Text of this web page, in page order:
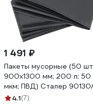
1 491 ₽
Пакеты мусорные (50
900х1300 мм; 200 л; 50
мкм; ПВД) Сталер
4.1(7)